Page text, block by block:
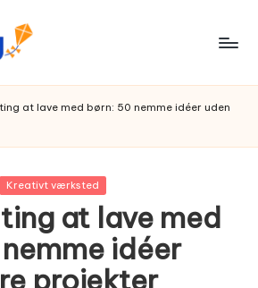
at lave med børn: 50 nemme idéer uden
Kreativt værksted
at lave med
idéer
projekter